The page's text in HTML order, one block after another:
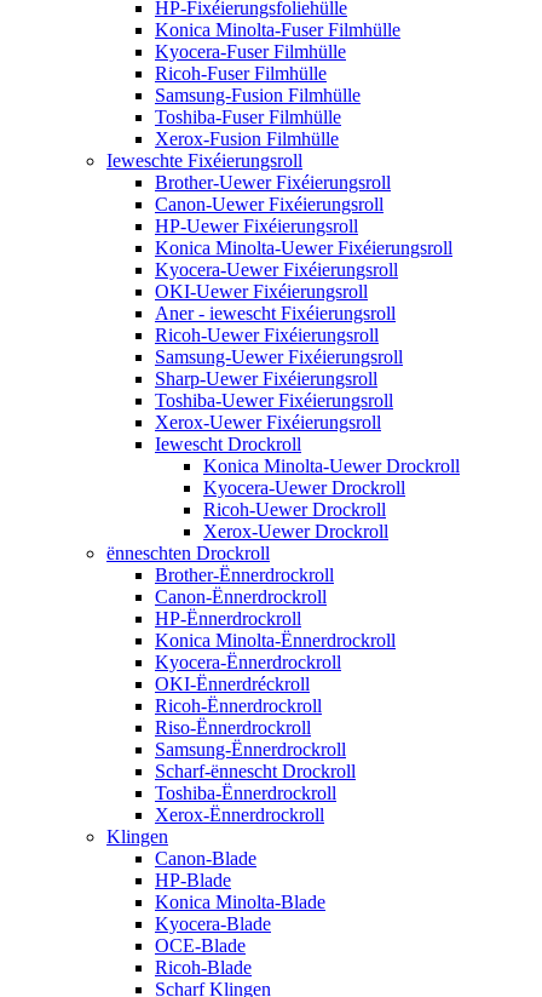
HP-Fixéierungsfoliehülle
Konica Minolta-Fuser Filmhülle
Kyocera-Fuser Filmhülle
Ricoh-Fuser Filmhülle
Samsung-Fusion Filmhülle
Toshiba-Fuser Filmhülle
Xerox-Fusion Filmhülle
Ieweschte Fixéierungsroll
Brother-Uewer Fixéierungsroll
Canon-Uewer Fixéierungsroll
HP-Uewer Fixéierungsroll
Konica Minolta-Uewer Fixéierungsroll
Kyocera-Uewer Fixéierungsroll
OKI-Uewer Fixéierungsroll
Aner - iewescht Fixéierungsroll
Ricoh-Uewer Fixéierungsroll
Samsung-Uewer Fixéierungsroll
Sharp-Uewer Fixéierungsroll
Toshiba-Uewer Fixéierungsroll
Xerox-Uewer Fixéierungsroll
Iewescht Drockroll
Konica Minolta-Uewer Drockroll
Kyocera-Uewer Drockroll
Ricoh-Uewer Drockroll
Xerox-Uewer Drockroll
ënneschten Drockroll
Brother-Ënnerdrockroll
Canon-Ënnerdrockroll
HP-Ënnerdrockroll
Konica Minolta-Ënnerdrockroll
Kyocera-Ënnerdrockroll
OKI-Ënnerdréckroll
Ricoh-Ënnerdrockroll
Riso-Ënnerdrockroll
Samsung-Ënnerdrockroll
Scharf-ënnescht Drockroll
Toshiba-Ënnerdrockroll
Xerox-Ënnerdrockroll
Klingen
Canon-Blade
HP-Blade
Konica Minolta-Blade
Kyocera-Blade
OCE-Blade
Ricoh-Blade
Scharf Klingen